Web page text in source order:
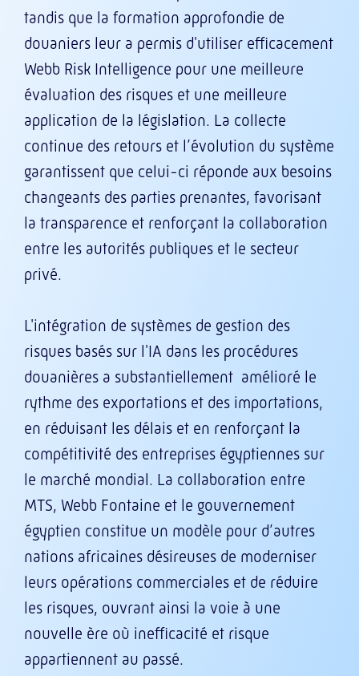
tandis que la formation approfondie de
douaniers leur a permis d'utiliser efficacement
Webb Risk Intelligence pour une meilleure
évaluation des risques et une meilleure
application de la législation. La collecte
continue des retours et l’évolution du système
garantissent que celui-ci réponde aux besoins
changeants des parties prenantes, favorisant
la transparence et renforçant la collaboration
entre les autorités publiques et le secteur
privé.
L'intégration de systèmes de gestion des
risques basés sur l'IA dans les procédures
douanières a substantiellement amélioré le
rythme des exportations et des importations,
en réduisant les délais et en renforçant la
compétitivité des entreprises égyptiennes sur
le marché mondial. La collaboration entre
MTS, Webb Fontaine et le gouvernement
égyptien constitue un modèle pour d’autres
nations africaines désireuses de moderniser
leurs opérations commerciales et de réduire
les risques, ouvrant ainsi la voie à une
nouvelle ère où inefficacité et risque
appartiennent au passé.